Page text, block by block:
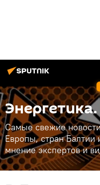
Энергетика.
Самые свежие
Европы, стран Балтии
мнение экспертов и